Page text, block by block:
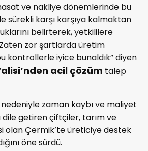
ve nakliye dönemlerinde bu
sürekli karşı karşıya kalmaktan
belirterek, yetkililere
zor şartlarda üretim
kontrollerle iyice bunaldık” diyen
acil çözüm talep
nedeniyle zaman kaybı ve maliyet
dile getiren çiftçiler, tarım ve
olan Çermik’te üreticiye destek
öne sürdü.